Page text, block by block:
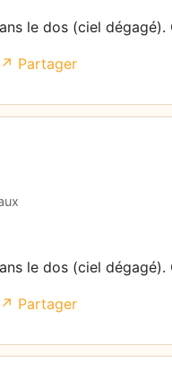
le dos (ciel
↗ Partager
le dos (ciel
↗ Partager